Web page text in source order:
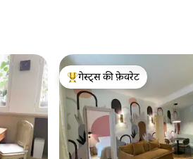
गेस्ट्स का टॉप फ़ेवरेट
गेस्ट्स की फ़ेवरेट